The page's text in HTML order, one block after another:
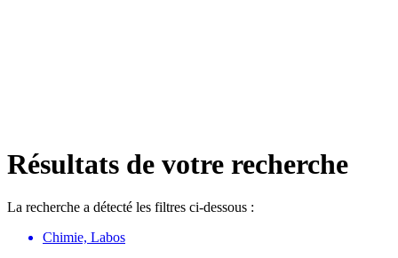
Résultats de votre recherche
La recherche a détecté les filtres ci-dessous :
Chimie, Labos